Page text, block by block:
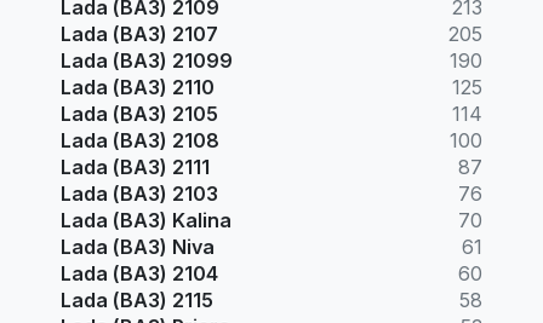
Lada (ВАЗ) 2109
213
Lada (ВАЗ) 2107
205
Lada (ВАЗ) 21099
190
Lada (ВАЗ) 2110
125
Lada (ВАЗ) 2105
114
Lada (ВАЗ) 2108
100
Lada (ВАЗ) 2111
87
Lada (ВАЗ) 2103
76
Lada (ВАЗ) Kalina
70
Lada (ВАЗ) Niva
61
Lada (ВАЗ) 2104
60
Lada (ВАЗ) 2115
58